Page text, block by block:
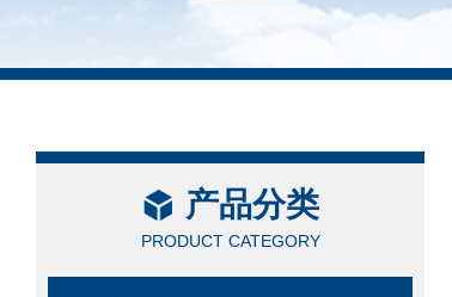
产品分类
PRODUCT CATEGORY